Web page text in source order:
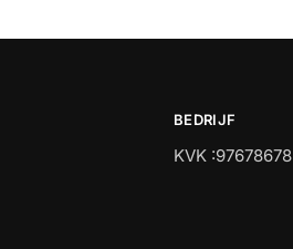
BEDRIJF
KVK :97678678